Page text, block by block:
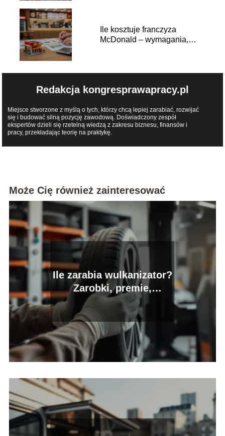
Ile kosztuje franczyza
McDonald – wymagania,
Redakcja kongresprawapracy.pl
Miejsce stworzone z myślą o tych, którzy chcą lepiej zarabiać, rozwijać
się i budować silną pozycję zawodową. Doświadczony zespół
ekspertów dzieli się rzetelną wiedzą z zakresu biznesu, finansów i
pracy, przekładając teorię na praktykę.
Może Cię również zainteresować
Ile zarabia wulkanizator?
Zarobki, premie,
możliwości